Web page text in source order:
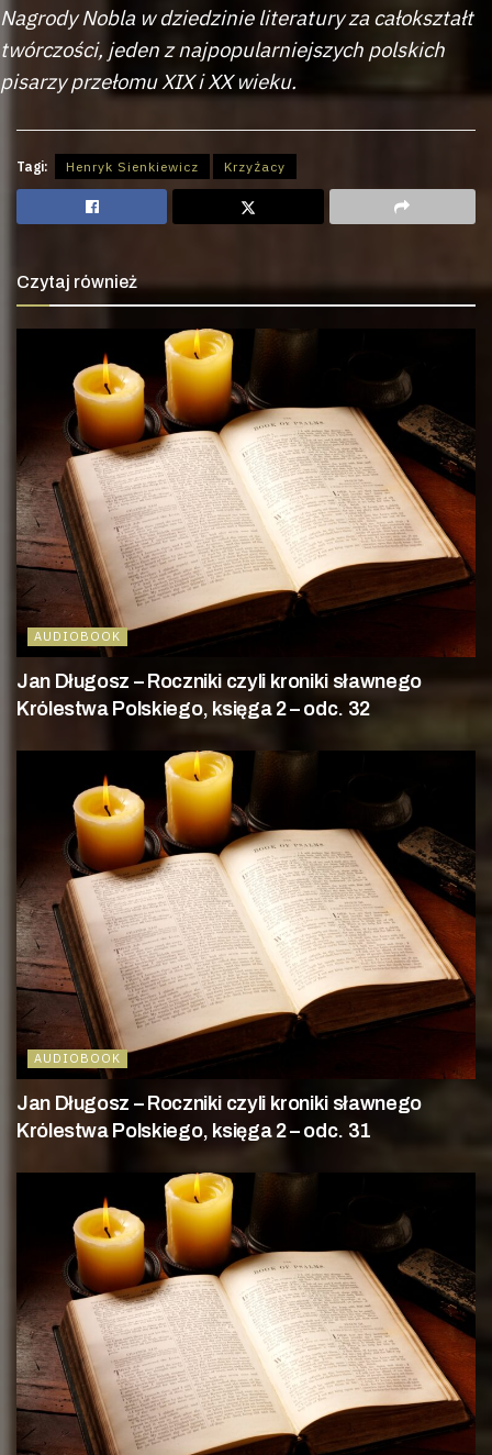
Nagrody Nobla w dziedzinie literatury za całokształt
twórczości, jeden z najpopularniejszych polskich
pisarzy przełomu XIX i XX wieku.
Tagi: Henryk Sienkiewicz Krzyżacy
Czytaj również
AUDIOBOOK
Jan Długosz – Roczniki czyli kroniki sławnego
Królestwa Polskiego, księga 2 – odc. 32
AUDIOBOOK
Jan Długosz – Roczniki czyli kroniki sławnego
Królestwa Polskiego, księga 2 – odc. 31